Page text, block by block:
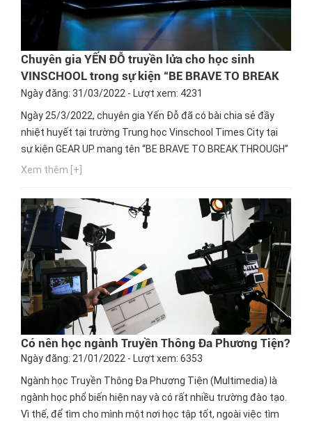
Chuyên gia YẾN ĐỖ truyền lửa cho học sinh
VINSCHOOL trong sự kiện “BE BRAVE TO BREAK
THROUGH”
Ngày đăng: 31/03/2022 - Lượt xem: 4231
Ngày 25/3/2022, chuyên gia Yến Đỗ đã có bài chia sẻ đầy
nhiệt huyết tại trường Trung học Vinschool Times City tại
sự kiện GEAR UP mang tên “BE BRAVE TO BREAK THROUGH”
- “DŨNG CẢM ĐỂ BỨT PHÁ”.
Xem thêm [+]
Có nên học ngành Truyền Thông Đa Phương Tiện?
Ngày đăng: 21/01/2022 - Lượt xem: 6353
Ngành học Truyền Thông Đa Phương Tiện (Multimedia) là
ngành học phổ biến hiện nay và có rất nhiều trường đào tạo.
Vì thế, để tìm cho mình một nơi học tập tốt, ngoài việc tìm